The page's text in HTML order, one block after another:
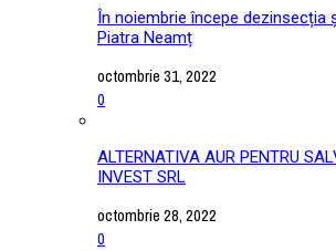
În noiembrie începe dezinsecția
Piatra Neamț
octombrie 31, 2022
0
ALTERNATIVA AUR PENTRU
INVEST SRL
octombrie 28, 2022
0